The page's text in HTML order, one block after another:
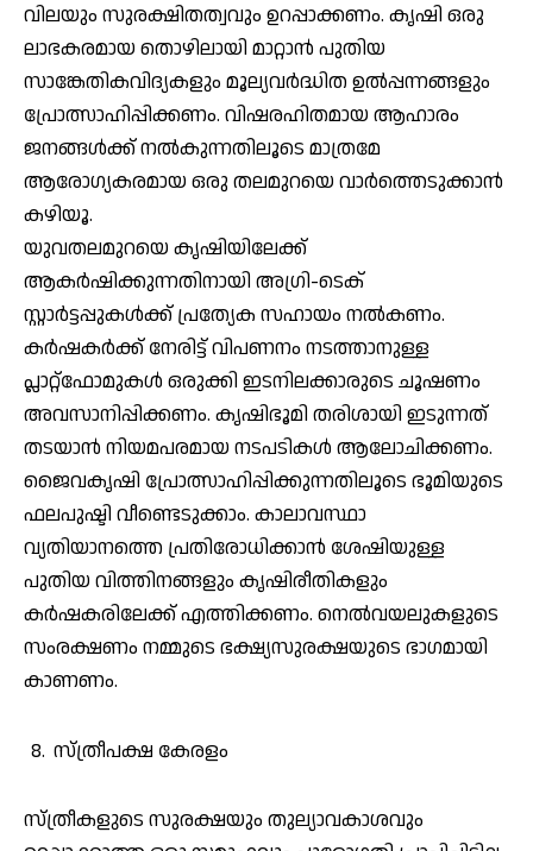
വിലയും സുരക്ഷിതത്വവും ഉറപ്പാക്കണം. കൃഷി ഒരു
ലാഭകരമായ തൊഴിലായി മാറ്റാൻ പുതിയ
സാങ്കേതികവിദ്യകളും മൂല്യവർദ്ധിത ഉൽപ്പന്നങ്ങളും
പ്രോത്സാഹിപ്പിക്കണം. വിഷരഹിതമായ ആഹാരം
ജനങ്ങൾക്ക് നൽകുന്നതിലൂടെ മാത്രമേ
ആരോഗ്യകരമായ ഒരു തലമുറയെ വാർത്തെടുക്കാൻ
കഴിയൂ.
യുവതലമുറയെ കൃഷിയിലേക്ക്
ആകർഷിക്കുന്നതിനായി അഗ്രി-ടെക്
സ്റ്റാർട്ടപ്പുകൾക്ക് പ്രത്യേക സഹായം നൽകണം.
കർഷകർക്ക് നേരിട്ട് വിപണനം നടത്താനുള്ള
പ്ലാറ്റ്‌ഫോമുകൾ ഒരുക്കി ഇടനിലക്കാരുടെ ചൂഷണം
അവസാനിപ്പിക്കണം. കൃഷിഭൂമി തരിശായി ഇടുന്നത്
തടയാൻ നിയമപരമായ നടപടികൾ ആലോചിക്കണം.
ജൈവകൃഷി പ്രോത്സാഹിപ്പിക്കുന്നതിലൂടെ ഭൂമിയുടെ
ഫലപുഷ്ടി വീണ്ടെടുക്കാം. കാലാവസ്ഥാ
വ്യതിയാനത്തെ പ്രതിരോധിക്കാൻ ശേഷിയുള്ള
പുതിയ വിത്തിനങ്ങളും കൃഷിരീതികളും
കർഷകരിലേക്ക് എത്തിക്കണം. നെൽവയലുകളുടെ
സംരക്ഷണം നമ്മുടെ ഭക്ഷ്യസുരക്ഷയുടെ ഭാഗമായി
കാണണം.
സ്ത്രീപക്ഷ കേരളം
സ്ത്രീകളുടെ സുരക്ഷയും തുല്യാവകാശവും